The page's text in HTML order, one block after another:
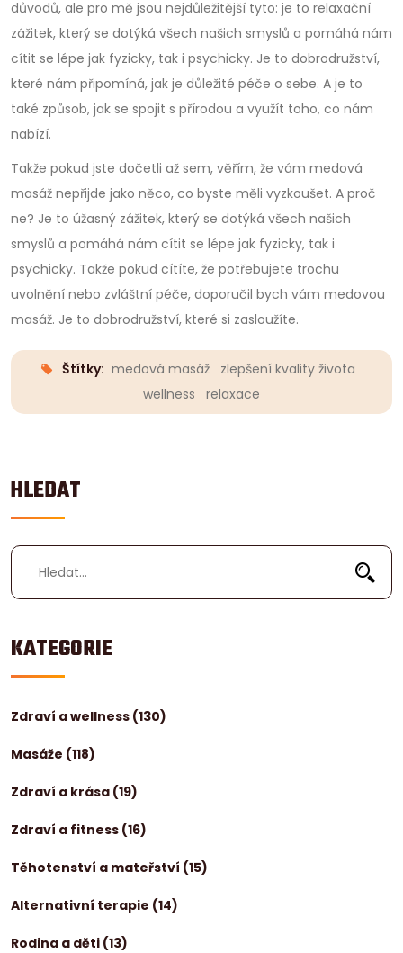
HLEDAT
KATEGORIE
Zdraví a wellness (130)
Masáže (118)
Zdraví a krása (19)
Zdraví a fitness (16)
Těhotenství a mateřství (15)
Alternativní terapie (14)
Rodina a děti (13)
důvodů, ale pro mě jsou nejdůležitější tyto: je to relaxační
zážitek, který se dotýká všech našich smyslů a pomáhá nám
cítit se lépe jak fyzicky, tak i psychicky. Je to dobrodružství,
které nám připomíná, jak je důležité péče o sebe. A je to
také způsob, jak se spojit s přírodou a využít toho, co nám
nabízí.
Takže pokud jste dočetli až sem, věřím, že vám medová
masáž nepřijde jako něco, co byste měli vyzkoušet. A proč
ne? Je to úžasný zážitek, který se dotýká všech našich
smyslů a pomáhá nám cítit se lépe jak fyzicky, tak i
psychicky. Takže pokud cítíte, že potřebujete trochu
uvolnění nebo zvláštní péče, doporučil bych vám medovou
masáž. Je to dobrodružství, které si zasloužíte.
Štítky: medová masáž
zlepšení kvality života
wellness
relaxace